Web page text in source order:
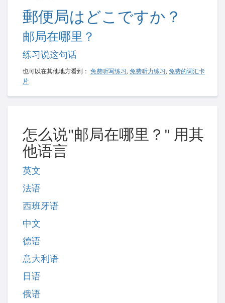
郵便局はどこですか？
邮局在哪里？
练习说这句话
也可以在其他地方看到： 免费听写练习 , 免费听力练习 , 免费的词汇卡
片
怎么说"邮局在哪里？" 用其
他语言
英文
法语
西班牙语
中文
德语
意大利语
日语
俄语